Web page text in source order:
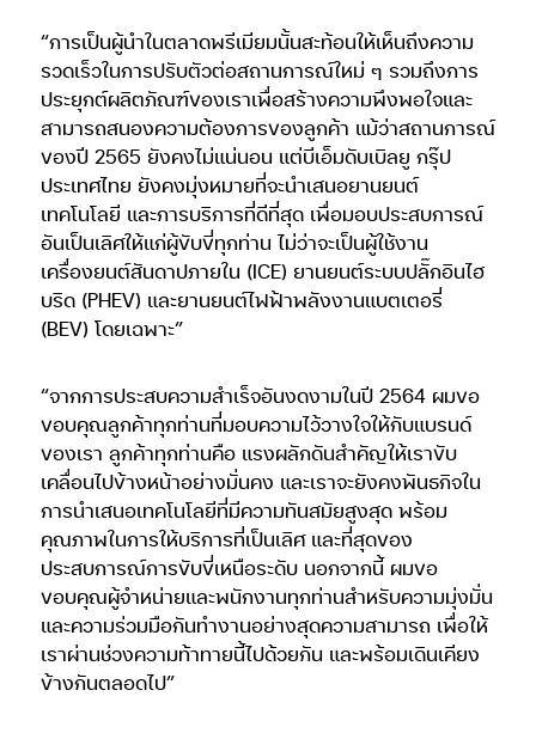
“การเป็นผู้นำในตลาดพรีเมียมนั้นสะท้อนให้เห็นถึงความ
รวดเร็วในการปรับตัวต่อสถานการณ์ใหม่ ๆ รวมถึงการ
ประยุกต์ผลิตภัณฑ์ของเราเพื่อสร้างความพึงพอใจและ
สามารถสนองความต้องการของลูกค้า แม้ว่าสถานการณ์
ของปี 2565 ยังคงไม่แน่นอน แต่บีเอ็มดับเบิลยู กรุ๊ป
ประเทศไทย ยังคงมุ่งหมายที่จะนำเสนอยานยนต์
เทคโนโลยี และการบริการที่ดีที่สุด เพื่อมอบประสบการณ์
อันเป็นเลิศให้แก่ผู้ขับขี่ทุกท่าน ไม่ว่าจะเป็นผู้ใช้งาน
เครื่องยนต์สันดาปภายใน (ICE) ยานยนต์ระบบปลั๊กอินไฮ
บริด (PHEV) และยานยนต์ไฟฟ้าพลังงานแบตเตอรี่
(BEV) โดยเฉพาะ”
“จากการประสบความสำเร็จอันงดงามในปี 2564 ผมขอ
ขอบคุณลูกค้าทุกท่านที่มอบความไว้วางใจให้กับแบรนด์
ของเรา ลูกค้าทุกท่านคือ แรงผลักดันสำคัญให้เราขับ
เคลื่อนไปข้างหน้าอย่างมั่นคง และเราจะยังคงพันธกิจใน
การนำเสนอเทคโนโลยีที่มีความทันสมัยสูงสุด พร้อม
คุณภาพในการให้บริการที่เป็นเลิศ และที่สุดของ
ประสบการณ์การขับขี่เหนือระดับ นอกจากนี้ ผมขอ
ขอบคุณผู้จำหน่ายและพนักงานทุกท่านสำหรับความมุ่งมั่น
และความร่วมมือกันทำงานอย่างสุดความสามารถ เพื่อให้
เราผ่านช่วงความท้าทายนี้ไปด้วยกัน และพร้อมเดินเคียง
ข้างกันตลอดไป”